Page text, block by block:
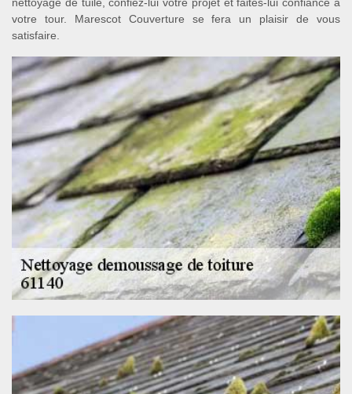
votre tour. Marescot Couverture se fera un plaisir de vous
satisfaire.